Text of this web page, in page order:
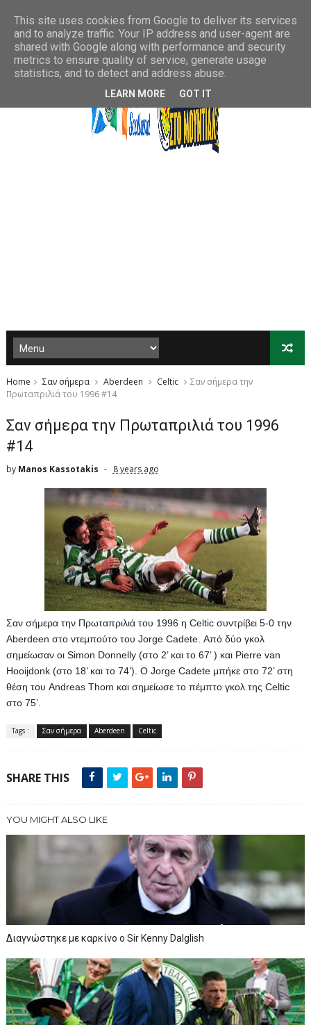
Home Σαν σήμερα Aberdeen Celtic
Σαν σήμερα την
Πρωταπριλιά του 1996 #14
Σαν σήμερα την Πρωταπριλιά του 1996
#14
by Manos Kassotakis 8 years ago
Σαν σήμερα την Πρωταπριλιά του 1996 η Celtic συντρίβει 5-0 την
Aberdeen στο ντεμπούτο του Jorge Cadete. Από δύο γκολ
σημείωσαν οι Simon Donnelly (στο 2’ και το 67’ ) και Pierre van
Hooijdonk (στο 18’ και το 74’). Ο Jorge Cadete μπήκε στο 72’ στη
θέση του Andreas Thom και σημείωσε το πέμπτο γκολ της Celtic
στο 75’.
Tags : Σαν σήμερα Aberdeen Celtic
SHARE THIS
YOU MIGHT ALSO LIKE
Διαγνώστηκε με καρκίνο ο Sir Kenny Dalglish
This site uses cookies from Google to deliver its services
and to analyze traffic. Your IP address and user-agent are
shared with Google along with performance and security
metrics to ensure quality of service, generate usage
statistics, and to detect and address abuse.
LEARN MORE GOT IT